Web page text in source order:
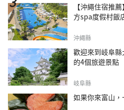
【沖繩住宿推
方spa度假村飯
沖繩縣
歡迎來到岐阜
的4個旅遊景點
岐阜縣
如果你來富山，